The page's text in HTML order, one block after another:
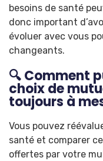
besoins de santé
donc important
évoluer avec vous
changeants.
🔍 Comment
choix de
toujours à
Vous pouvez
santé et comparer
offertes par votre